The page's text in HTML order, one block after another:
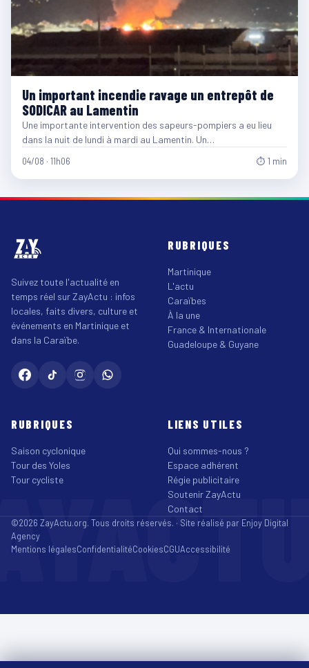
Un important incendie ravage un entrepôt de
SODICAR au Lamentin
Une importante intervention des sapeurs-pompiers a eu lieu
dans la nuit de lundi à mardi au Lamentin. Un…
04/08 · 11h06 ⏱ 1 min
Suivez toute l'actualité en
temps réel sur ZayActu : infos
locales, faits divers, culture et
événements en Martinique et
dans la Caraïbe.
RUBRIQUES
Martinique
L'actu
Caraïbes
À la une
France & Internationale
Guadeloupe & Guyane
RUBRIQUES
Saison cyclonique
Tour des Yoles
Tour cycliste
LIENS UTILES
Qui sommes-nous ?
Espace adhérent
Régie publicitaire
Soutenir ZayActu
Contact
©2026 ZayActu.org. Tous droits réservés. · Site réalisé par Enjoy Digital
Agency
Mentions légalesConfidentialitéCookiesCGUAccessibilité